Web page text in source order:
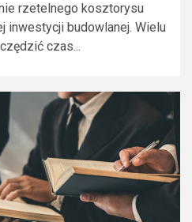
rzetelnego kosztorysu
inwestycji budowlanej. Wielu
czas...